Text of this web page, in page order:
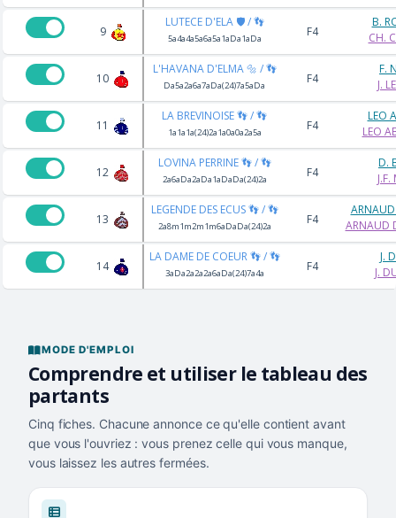
9
LUTECE D'ELA 🛡️ / 👣
5a4a4a5a6a5a1aDa1aDa F4
B.
CH.
10
L'HAVANA D'ELMA 🔩 / 👣
Da5a2a6a7aDa(24)7a5aDa F4
F.
J.
11
LA BREVINOISE 👣 / 👣
1a1a1a(24)2a1a0a0a2a5a F4
LEO
LEO
12
LOVINA PERRINE 👣 / 👣
2a6aDa2aDa1aDaDa(24)2a F4
D.
J.F.
13
LEGENDE DES ECUS 👣 / 👣
2a8m1m2m1m6aDaDa(24)2a F4
ARNAUD
ARNAUD
14
LA DAME DE COEUR 👣 / 👣
3aDa2a2a2a6aDa(24)7a4a F4
J.
J.
MODE D'EMPLOI
Comprendre et utiliser le tableau des
partants
Cinq fiches. Chacune annonce ce qu'elle contient avant
que vous l'ouvriez : vous prenez celle qui vous manque,
vous laissez les autres fermées.